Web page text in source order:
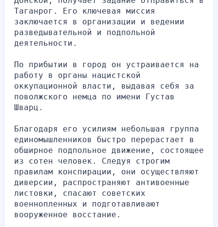
Таганрог. Его ключевая миссия
заключается в организации и ведении
разведывательной и подпольной
деятельности.
По прибытии в город он устраивается на
работу в органы нацистской
оккупационной власти, выдавая себя за
поволжского немца по имени Густав
Шварц.
Благодаря его усилиям небольшая группа
единомышленников быстро перерастает в
обширное подпольное движение, состоящее
из сотен человек. Следуя строгим
правилам конспирации, они осуществляют
диверсии, распространяют антивоенные
листовки, спасают советских
военнопленных и подготавливают
вооруженное восстание.